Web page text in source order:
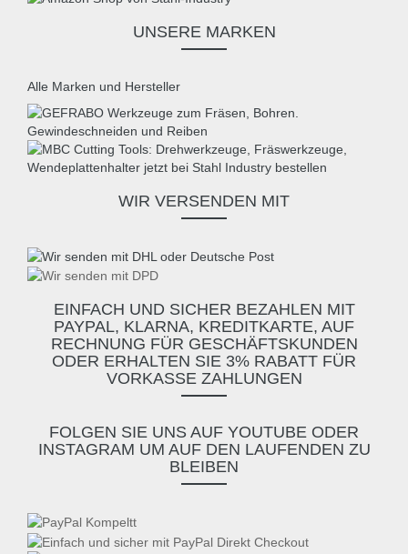
UNSERE MARKEN
Alle Marken und Hersteller
WIR VERSENDEN MIT
EINFACH UND SICHER BEZAHLEN MIT
PAYPAL, KLARNA, KREDITKARTE, AUF
RECHNUNG FÜR GESCHÄFTSKUNDEN
ODER ERHALTEN SIE 3% RABATT FÜR
VORKASSE ZAHLUNGEN
FOLGEN SIE UNS AUF YOUTUBE ODER
INSTAGRAM UM AUF DEN LAUFENDEN ZU
BLEIBEN